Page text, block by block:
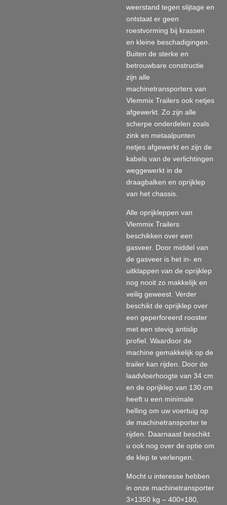
weerstand tegen slijtage en
ontstaat er geen
roestvorming bij krassen
en kleine beschadigingen.
Buiten de sterke en
betrouwbare constructie
zijn alle
machinetransporters van
Vlemmix Trailers ook netjes
afgewerkt. Zo zijn alle
scherpe onderdelen zoals
zink en metaalpunten
netjes afgewerkt en zijn de
kabels van de verlichtingen
weggewerkt in de
draagbalken en oprijklep
van het chassis.
Alle oprijkleppen van
Vlemmix Trailers
beschikken over een
gasveer. Door middel van
de gasveer is het in- en
uitklappen van de oprijklep
nog nooit zo makkelijk en
veilig geweest. Verder
beschikt de oprijklep over
een geperforeerd rooster
met een stevig antislip
profiel. Waardoor de
machine gemakkelijk op de
trailer kan rijden. Door de
laadvloerhoogte van 34 cm
en de oprijklep van 130 cm
heeft u een minimale
helling om uw voertuig op
de machinetransporter te
rijden. Daarnaast beschikt
u ook nog over de optie om
de klep te verlengen.
Mocht u interesse hebben
in onze machinetransporter
3×1350 kg – 400×180,